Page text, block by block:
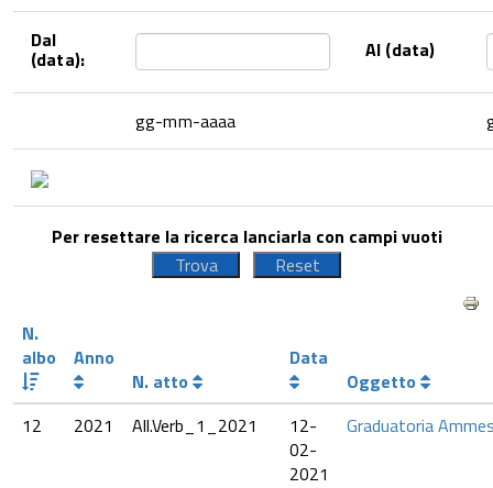
Dal
(data): Al (data)
gg-mm-aaaa
Per resettare la ricerca lanciarla con campi vuoti
N.
albo
Anno
N. atto
Data
Oggetto
12
2021 All.Verb_1_2021
12-
02-
2021
Graduatoria